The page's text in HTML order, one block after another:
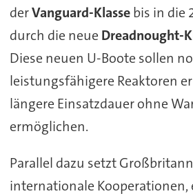
derVanguard-Klassebis in die
durch die neue Dreadnought-
Diese neuen U-Boote sollen
leistungsfähigere Reaktoren
längere Einsatzdauer ohne
ermöglichen.
Parallel dazu setzt
internationale